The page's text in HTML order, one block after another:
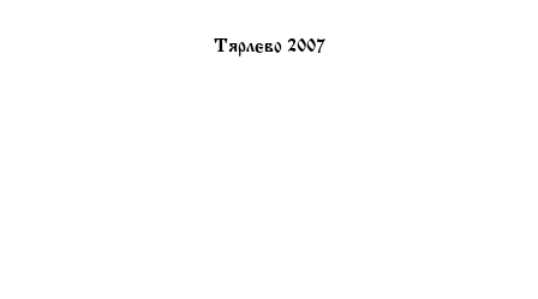
Тярлево 2007